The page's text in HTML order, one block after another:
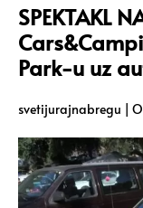
SPEKTAKL
Park-u uz
svetijurajnabregu |